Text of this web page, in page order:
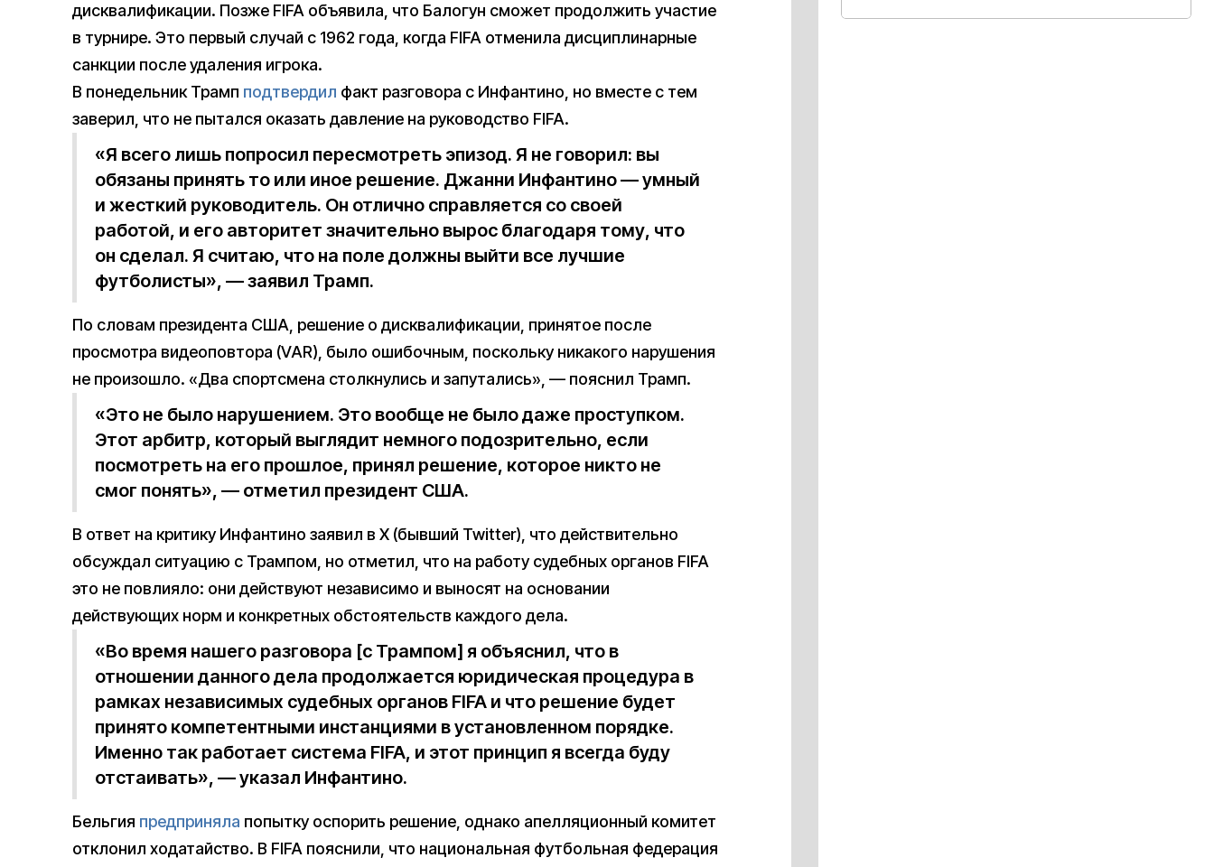
дисквалификации. Позже FIFA объявила, что Балогун сможет продолжить участие
в турнире. Это первый случай с 1962 года, когда FIFA отменила дисциплинарные
санкции после удаления игрока.
В понедельник Трамп подтвердил факт разговора с Инфантино, но вместе с тем
заверил, что не пытался оказать давление на руководство FIFA.
«Я всего лишь попросил пересмотреть эпизод. Я не говорил: вы
обязаны принять то или иное решение. Джанни Инфантино — умный
и жесткий руководитель. Он отлично справляется со своей
работой, и его авторитет значительно вырос благодаря тому, что
он сделал. Я считаю, что на поле должны выйти все лучшие
футболисты», — заявил Трамп.
По словам президента США, решение о дисквалификации, принятое после
просмотра видеоповтора (VAR), было ошибочным, поскольку никакого нарушения
не произошло. «Два спортсмена столкнулись и запутались», — пояснил Трамп.
«Это не было нарушением. Это вообще не было даже проступком.
Этот арбитр, который выглядит немного подозрительно, если
посмотреть на его прошлое, принял решение, которое никто не
смог понять», — отметил президент США.
В ответ на критику Инфантино заявил в X (бывший Twitter), что действительно
обсуждал ситуацию с Трампом, но отметил, что на работу судебных органов FIFA
это не повлияло: они действуют независимо и выносят на основании
действующих норм и конкретных обстоятельств каждого дела.
«Во время нашего разговора [с Трампом] я объяснил, что в
отношении данного дела продолжается юридическая процедура в
рамках независимых судебных органов FIFA и что решение будет
принято компетентными инстанциями в установленном порядке.
Именно так работает система FIFA, и этот принцип я всегда буду
отстаивать», — указал Инфантино.
Бельгия предприняла попытку оспорить решение, однако апелляционный комитет
отклонил ходатайство. В FIFA пояснили, что национальная футбольная федерация